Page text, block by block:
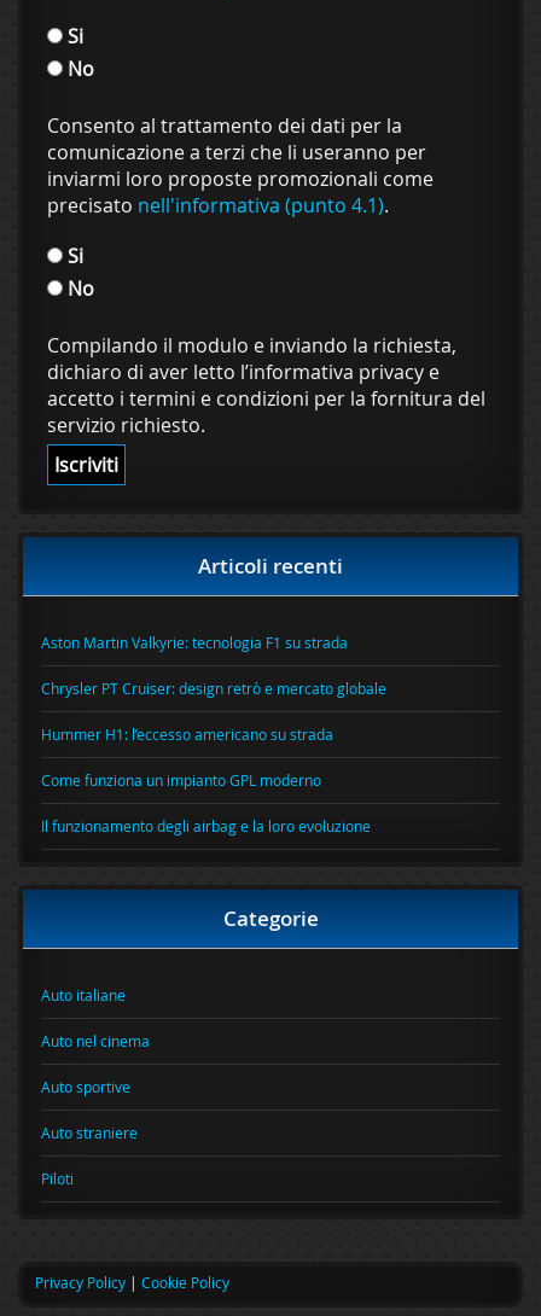
Si
No
Consento al trattamento dei dati per la
comunicazione a terzi che li useranno per
inviarmi loro proposte promozionali come
precisato nell'informativa (punto 4.1).
Si
No
Compilando il modulo e inviando la richiesta,
dichiaro di aver letto l’informativa privacy e
accetto i termini e condizioni per la fornitura del
servizio richiesto.
Articoli recenti
Aston Martin Valkyrie: tecnologia F1 su strada
Chrysler PT Cruiser: design retrò e mercato globale
Hummer H1: l’eccesso americano su strada
Come funziona un impianto GPL moderno
Il funzionamento degli airbag e la loro evoluzione
Categorie
Auto italiane
Auto nel cinema
Auto sportive
Auto straniere
Piloti
Privacy Policy | Cookie Policy